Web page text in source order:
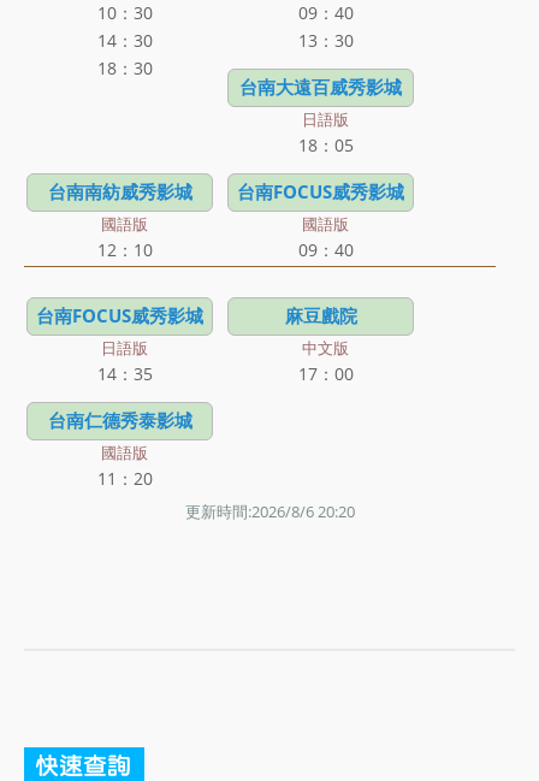
10：30
14：30
18：30
09：40
13：30
台南大遠百威秀影城
日語版
18：05
台南南紡威秀影城
國語版
12：10
台南FOCUS威秀影城
國語版
09：40
台南FOCUS威秀影城
日語版
14：35
麻豆戲院
中文版
17：00
台南仁德秀泰影城
國語版
11：20
更新時間:2026/8/6 20:20